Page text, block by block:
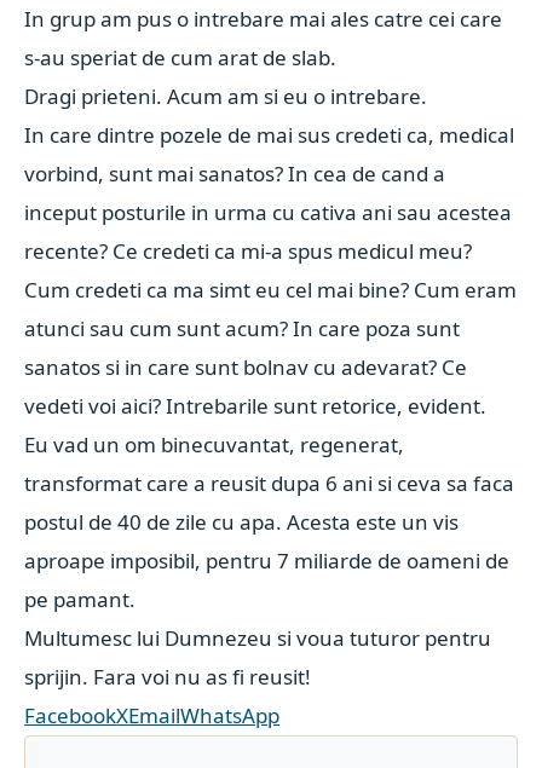
In grup am pus o intrebare mai ales catre cei care
s-au speriat de cum arat de slab.
Dragi prieteni. Acum am si eu o intrebare.
In care dintre pozele de mai sus credeti ca, medical
vorbind, sunt mai sanatos? In cea de cand a
inceput posturile in urma cu cativa ani sau acestea
recente? Ce credeti ca mi-a spus medicul meu?
Cum credeti ca ma simt eu cel mai bine? Cum eram
atunci sau cum sunt acum? In care poza sunt
sanatos si in care sunt bolnav cu adevarat? Ce
vedeti voi aici? Intrebarile sunt retorice, evident.
Eu vad un om binecuvantat, regenerat,
transformat care a reusit dupa 6 ani si ceva sa faca
postul de 40 de zile cu apa. Acesta este un vis
aproape imposibil, pentru 7 miliarde de oameni de
pe pamant.
Multumesc lui Dumnezeu si voua tuturor pentru
sprijin. Fara voi nu as fi reusit!
FacebookXEmailWhatsApp